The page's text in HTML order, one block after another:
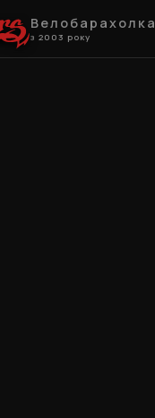
Велобарахолка
з 2003 року